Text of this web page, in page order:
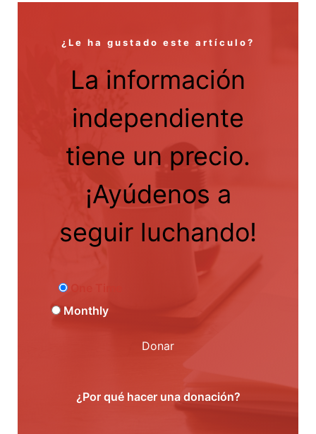
¿Le ha gustado este artículo?
La información
independiente
tiene un precio.
¡Ayúdenos a
seguir luchando!
Monthly
Donar
¿Por qué hacer una donación?